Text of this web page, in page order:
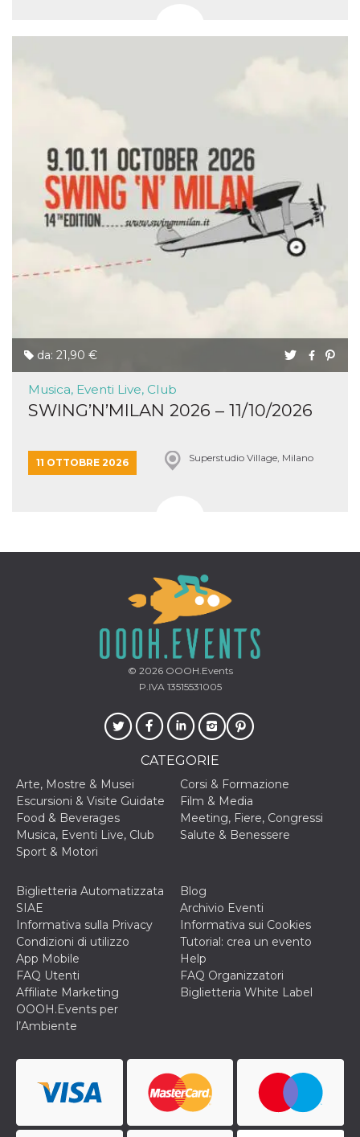
da: 21,90 €
Musica, Eventi Live, Club
SWING’N’MILAN 2026 – 11/10/2026
11 OTTOBRE 2026 Superstudio Village, Milano
© 2026OOOH.Events
P.IVA 13515531005
CATEGORIE
Arte, Mostre & Musei
Corsi & Formazione
Escursioni & Visite Guidate
Film & Media
Food & Beverages
Meeting, Fiere, Congressi
Musica, Eventi Live, Club
Salute & Benessere
Sport & Motori
Biglietteria Automatizzata
SIAE
Blog
Archivio Eventi
Informativa sulla Privacy
Informativa sui Cookies
Condizioni di utilizzo
Tutorial: crea un evento
App Mobile
Help
FAQ Utenti
FAQ Organizzatori
Affiliate Marketing
Biglietteria White Label
OOOH.Events per
l’Ambiente